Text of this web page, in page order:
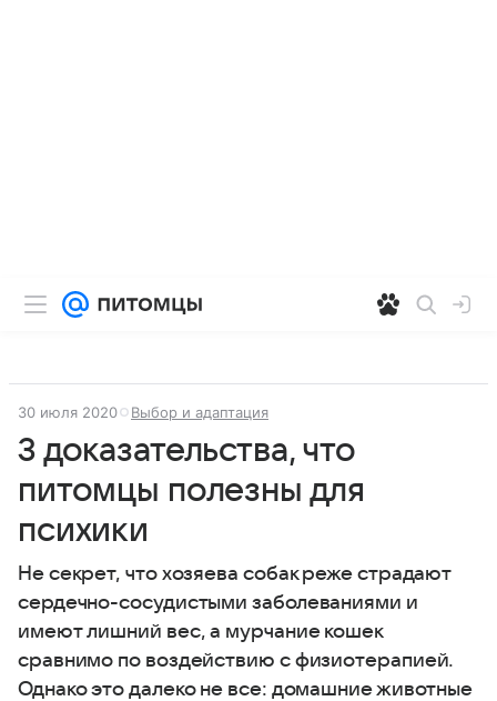
30 июля 2020 Выбор и адаптация
3 доказательства, что
питомцы полезны для
психики
Не секрет, что хозяева собак реже страдают
сердечно-сосудистыми заболеваниями и
имеют лишний вес, а мурчание кошек
сравнимо по воздействию с физиотерапией.
Однако это далеко не все: домашние животные